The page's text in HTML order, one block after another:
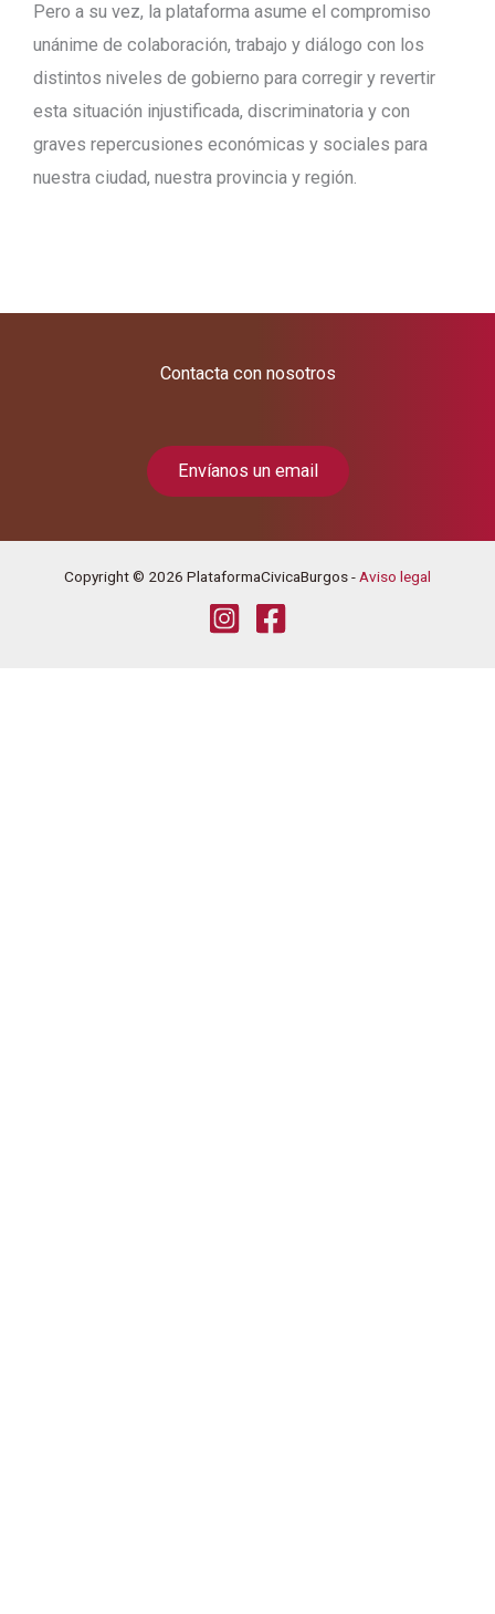
Pero a su vez, la plataforma asume el compromiso
unánime de colaboración, trabajo y diálogo con los
distintos niveles de gobierno para corregir y revertir
esta situación injustificada, discriminatoria y con
graves repercusiones económicas y sociales para
nuestra ciudad, nuestra provincia y región.
Contacta con nosotros
Envíanos un email
Copyright © 2026 PlataformaCivicaBurgos - Aviso legal